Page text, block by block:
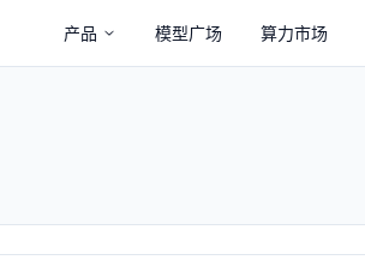
产品 模型广场 算力市场